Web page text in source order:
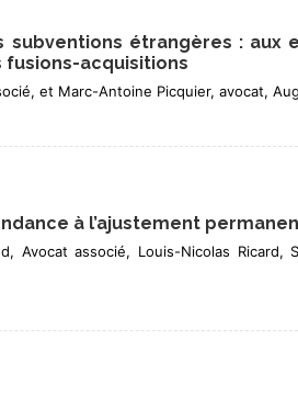
subventions étrangères : aux
acquisitions
et Marc-Antoine Picquier, avocat,
à l’ajustement
Avocat associé, Louis-Nicolas